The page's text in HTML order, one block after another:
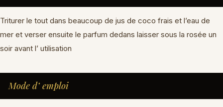
Triturer le tout dans beaucoup de jus de coco frais et l’eau de
mer et verser ensuite le parfum dedans laisser sous la rosée un
soir avant l’ utilisation
Mode d’ emploi